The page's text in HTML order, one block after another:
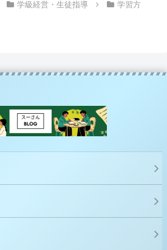
学級経営・生徒指導
学習方